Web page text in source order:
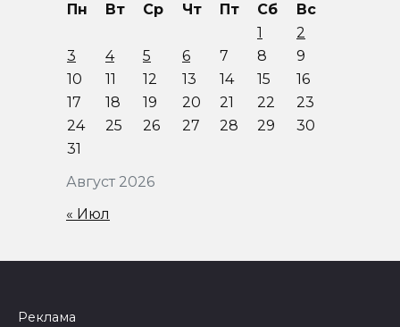
Август 2026
Пн Вт Ср Чт Пт Сб
Вс
1
2
3
4 5 6 7 8
9
10
11 12 13 14 15
16
17
18 19 20 21 22
23
24
25 26 27 28 29
30
31
« Июл
Реклама